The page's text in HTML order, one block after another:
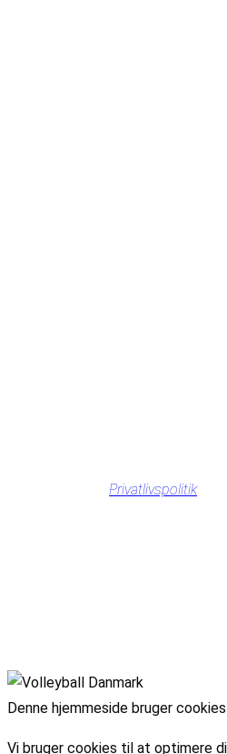
Privatlivspolitik
Denne hjemmeside bruger cookies
Vi bruger cookies til at optimere